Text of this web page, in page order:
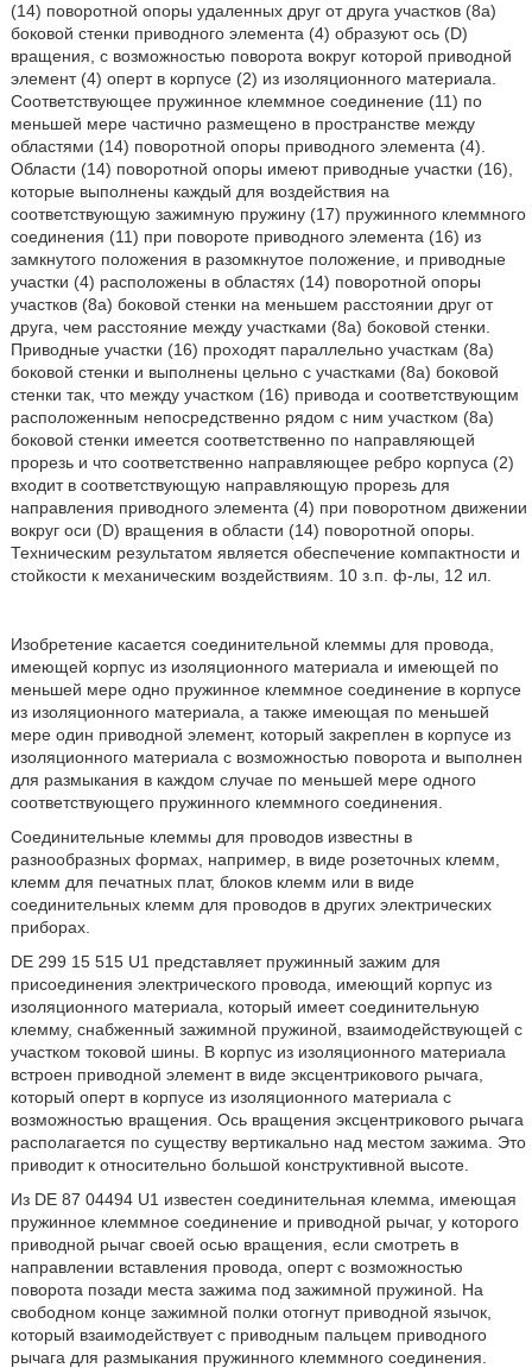
(14) поворотной опоры удаленных друг от друга участков (8а)
боковой стенки приводного элемента (4) образуют ось (D)
вращения, с возможностью поворота вокруг которой приводной
элемент (4) оперт в корпусе (2) из изоляционного материала.
Соответствующее пружинное клеммное соединение (11) по
меньшей мере частично размещено в пространстве между
областями (14) поворотной опоры приводного элемента (4).
Области (14) поворотной опоры имеют приводные участки (16),
которые выполнены каждый для воздействия на
соответствующую зажимную пружину (17) пружинного клеммного
соединения (11) при повороте приводного элемента (16) из
замкнутого положения в разомкнутое положение, и приводные
участки (4) расположены в областях (14) поворотной опоры
участков (8a) боковой стенки на меньшем расстоянии друг от
друга, чем расстояние между участками (8a) боковой стенки.
Приводные участки (16) проходят параллельно участкам (8a)
боковой стенки и выполнены цельно с участками (8a) боковой
стенки так, что между участком (16) привода и соответствующим
расположенным непосредственно рядом с ним участком (8a)
боковой стенки имеется соответственно по направляющей
прорезь и что соответственно направляющее ребро корпуса (2)
входит в соответствующую направляющую прорезь для
направления приводного элемента (4) при поворотном движении
вокруг оси (D) вращения в области (14) поворотной опоры.
Техническим результатом является обеспечение компактности и
стойкости к механическим воздействиям. 10 з.п. ф-лы, 12 ил.
Изобретение касается соединительной клеммы для провода,
имеющей корпус из изоляционного материала и имеющей по
меньшей мере одно пружинное клеммное соединение в корпусе
из изоляционного материала, а также имеющая по меньшей
мере один приводной элемент, который закреплен в корпусе из
изоляционного материала с возможностью поворота и выполнен
для размыкания в каждом случае по меньшей мере одного
соответствующего пружинного клеммного соединения.
Соединительные клеммы для проводов известны в
разнообразных формах, например, в виде розеточных клемм,
клемм для печатных плат, блоков клемм или в виде
соединительных клемм для проводов в других электрических
приборах.
DE 299 15 515 U1 представляет пружинный зажим для
присоединения электрического провода, имеющий корпус из
изоляционного материала, который имеет соединительную
клемму, снабженный зажимной пружиной, взаимодействующей с
участком токовой шины. В корпус из изоляционного материала
встроен приводной элемент в виде эксцентрикового рычага,
который оперт в корпусе из изоляционного материала с
возможностью вращения. Ось вращения эксцентрикового рычага
располагается по существу вертикально над местом зажима. Это
приводит к относительно большой конструктивной высоте.
Из DE 87 04494 U1 известен соединительная клемма, имеющая
пружинное клеммное соединение и приводной рычаг, у которого
приводной рычаг своей осью вращения, если смотреть в
направлении вставления провода, оперт с возможностью
поворота позади места зажима под зажимной пружиной. На
свободном конце зажимной полки отогнут приводной язычок,
который взаимодействует с приводным пальцем приводного
рычага для размыкания пружинного клеммного соединения.